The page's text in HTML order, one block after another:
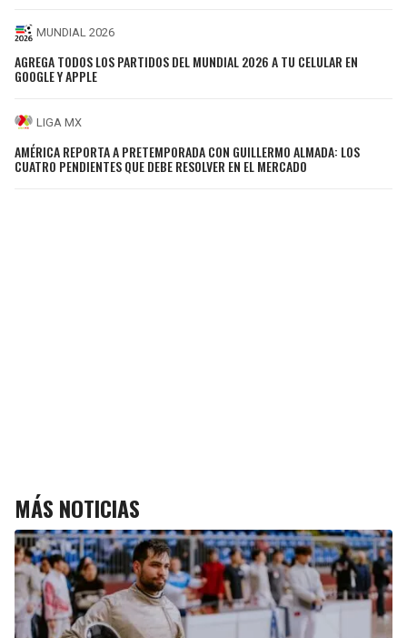
MUNDIAL 2026
AGREGA TODOS LOS PARTIDOS DEL MUNDIAL 2026 A TU CELULAR EN
GOOGLE Y APPLE
LIGA MX
AMÉRICA REPORTA A PRETEMPORADA CON GUILLERMO ALMADA: LOS
CUATRO PENDIENTES QUE DEBE RESOLVER EN EL MERCADO
MÁS NOTICIAS